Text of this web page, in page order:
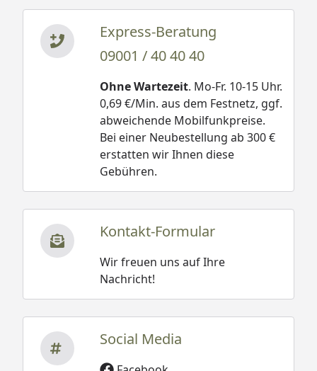
Express-Beratung
09001 / 40 40 40
Ohne Wartezeit. Mo-Fr. 10-15 Uhr.
0,69 €/Min. aus dem Festnetz, ggf.
abweichende Mobilfunkpreise.
Bei einer Neubestellung ab 300 €
erstatten wir Ihnen diese
Gebühren.
Kontakt-Formular
Wir freuen uns auf Ihre
Nachricht!
Social Media